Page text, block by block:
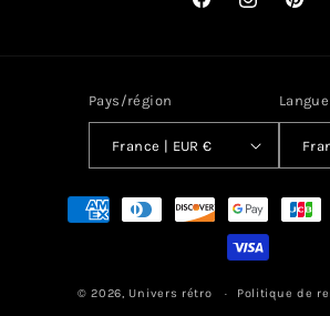
FacebookInstagram
Pays/région
France | EUR €
Langue
Moyens
© 2026, Univers rétro Politique de